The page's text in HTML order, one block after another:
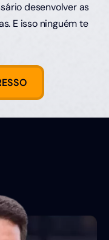
desenvolver as
E isso ninguém te